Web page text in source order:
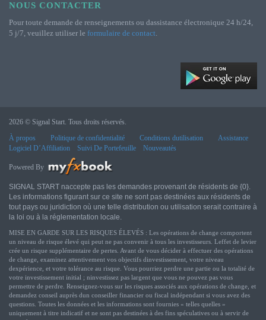
NOUS CONTACTER
Pour toute demande de renseignements ou dassistance électronique 24 h/24,
5 j/7, veuillez utiliser le formulaire de contact.
2026 © Signal Start. Tous droits réservés.
À propos
Politique de confidentialité Conditions dutilisation
Assistance
Logiciel D’Affiliation
Suivi De Portefeuille Nouveautés
Powered By
SIGNAL START naccepte pas les demandes provenant de résidents de {0}.
Les informations figurant sur ce site ne sont pas destinées aux résidents de
tout pays ou juridiction où une telle distribution ou utilisation serait contraire à
la loi ou à la réglementation locale.
MISE EN GARDE SUR LES RISQUES ÉLEVÉS : Les opérations de change comportent
un niveau de risque élevé qui peut ne pas convenir à tous les investisseurs. Leffet de levier
crée un risque supplémentaire de pertes. Avant de vous décider à effectuer des opérations
de change, examinez attentivement vos objectifs dinvestissement, votre niveau
dexpérience, et votre tolérance au risque. Vous pourriez perdre une partie ou la totalité de
votre investissement initial ; ninvestissez pas largent que vous ne pouvez pas vous
permettre de perdre. Renseignez-vous sur les risques associés aux opérations de change, et
demandez conseil auprès dun conseiller financier ou fiscal indépendant si vous avez des
questions. Toutes les données et les informations sont fournies « telles quelles »
uniquement à titre indicatif et ne sont pas destinées à des fins spéculatives ou à servir de